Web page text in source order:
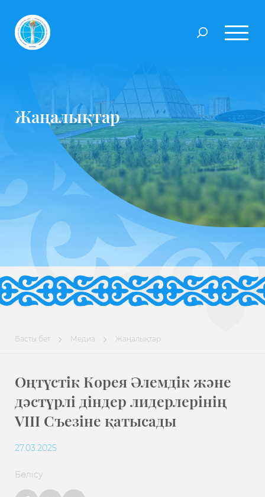
Жаңалықтар
Басты бет Медиа Жаңалықтар
Оңтүстік Корея Әлемдік және
дәстүрлі діндер лидерлерінің
VIII Съезіне қатысады
27.03.2025
Бөлісу